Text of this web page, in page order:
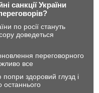
санкції України
по росії стануть
доведеться
переговорного
все
здоровий глузд і
останнього